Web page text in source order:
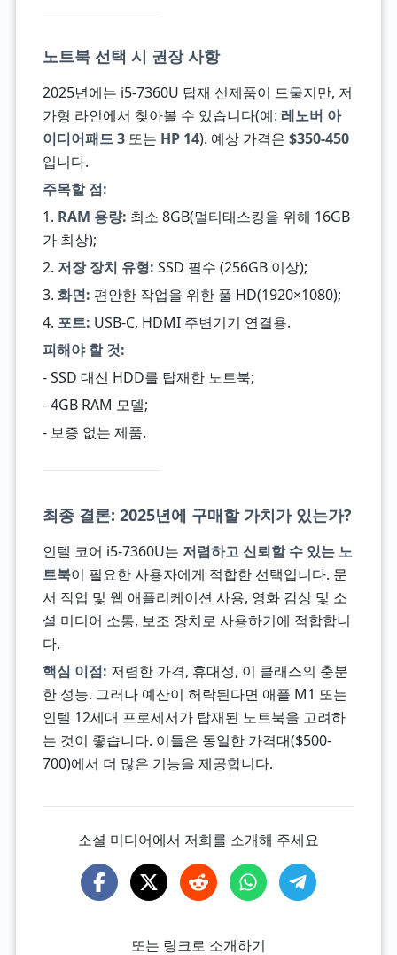
노트북 선택 시 권장 사항
2025년에는 i5-7360U 탑재 신제품이 드물지만, 저
가형 라인에서 찾아볼 수 있습니다(예: 레노버 아
이디어패드 3또는 HP 14). 예상 가격은 $350-450
입니다.
주목할 점:
1. RAM 용량: 최소 8GB(멀티태스킹을 위해 16GB
가 최상);
2. 저장 장치 유형: SSD 필수 (256GB 이상);
3. 화면: 편안한 작업을 위한 풀 HD(1920×1080);
4. 포트: USB-C, HDMI 주변기기 연결용.
피해야 할 것:
- SSD 대신 HDD를 탑재한 노트북;
- 4GB RAM 모델;
- 보증 없는 제품.
최종 결론: 2025년에 구매할 가치가 있는가?
인텔 코어 i5-7360U는 저렴하고 신뢰할 수 있는 노
트북이 필요한 사용자에게 적합한 선택입니다. 문
서 작업 및 웹 애플리케이션 사용, 영화 감상 및 소
셜 미디어 소통, 보조 장치로 사용하기에 적합합니
다.
핵심 이점: 저렴한 가격, 휴대성, 이 클래스의 충분
한 성능. 그러나 예산이 허락된다면 애플 M1 또는
인텔 12세대 프로세서가 탑재된 노트북을 고려하
는 것이 좋습니다. 이들은 동일한 가격대($500-
700)에서 더 많은 기능을 제공합니다.
소셜 미디어에서 저희를 소개해 주세요
또는 링크로 소개하기